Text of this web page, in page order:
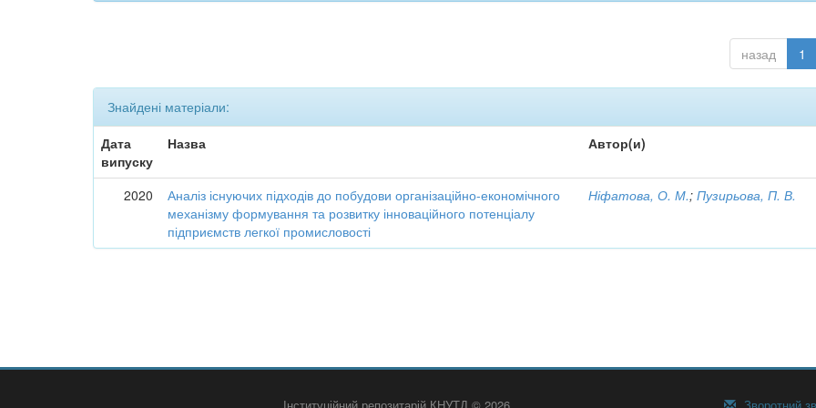
назад 1
Знайдені матеріали:
Дата
випуску
Назва Автор(и)
2020
Аналіз існуючих підходів до побудови організаційно-економічного
механізму формування та розвитку інноваційного потенціалу
підприємств легкої промисловості
Ніфатова, О. М.;Пузирьова, П. В.